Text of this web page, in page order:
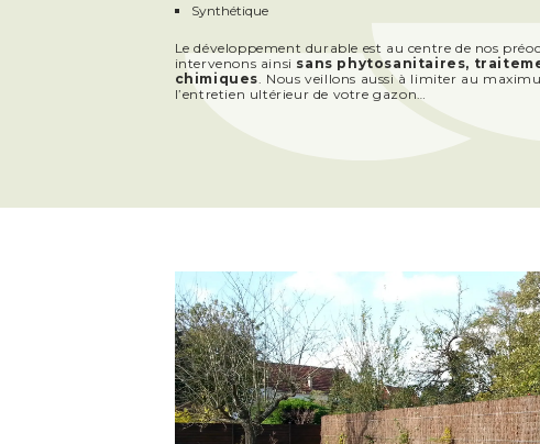
Synthétique
Le développement durable est au centre de nos
intervenons ainsi sans phytosanitaires,
chimiques . Nous veillons aussi à limiter au
l’entretien ultérieur de votre gazon…